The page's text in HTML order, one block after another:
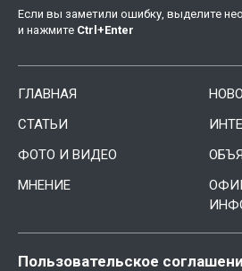
Если вы заметили ошибку, выделите
и нажмите Ctrl +Enter
ГЛАВНАЯ
СТАТЬИ
ФОТО И ВИДЕО
МНЕНИЕ
Пользовательское